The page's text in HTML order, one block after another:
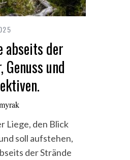
abseits der
und
Liege, den Blick
soll aufstehen,
der Strände